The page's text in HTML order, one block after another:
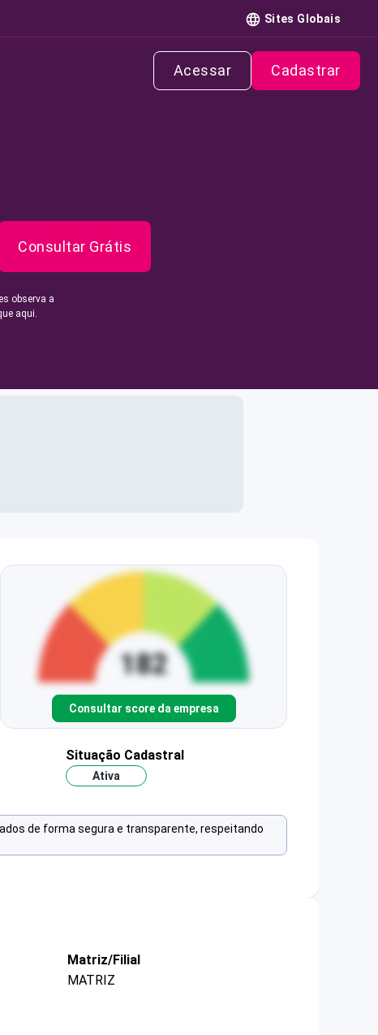
Sites Globais
Acessar Cadastrar
Consultar Grátis
observa a
aqui.
Consultar score da empresa
Situação Cadastral
Ativa
de forma segura e transparente, respeitando
Matriz/Filial
MATRIZ